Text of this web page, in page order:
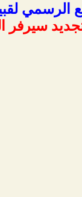
الرسمي
سيرفر